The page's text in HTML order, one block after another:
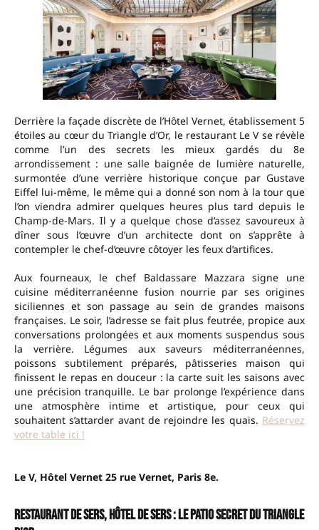
Derrière la façade discrète de l’Hôtel Vernet, établissement 5
étoiles au cœur du Triangle d’Or, le restaurant Le V se révèle
comme l’un des secrets les mieux gardés du 8e
arrondissement : une salle baignée de lumière naturelle,
surmontée d’une verrière historique conçue par Gustave
Eiffel lui-même, le même qui a donné son nom à la tour que
l’on viendra admirer quelques heures plus tard depuis le
Champ-de-Mars. Il y a quelque chose d’assez savoureux à
dîner sous l’œuvre d’un architecte dont on s’apprête à
contempler le chef-d’œuvre côtoyer les feux d’artifices.
Aux fourneaux, le chef Baldassare Mazzara signe une
cuisine méditerranéenne fusion nourrie par ses origines
siciliennes et son passage au sein de grandes maisons
françaises. Le soir, l’adresse se fait plus feutrée, propice aux
conversations prolongées et aux moments suspendus sous
la verrière. Légumes aux saveurs méditerranéennes,
poissons subtilement préparés, pâtisseries maison qui
finissent le repas en douceur : la carte suit les saisons avec
une précision tranquille. Le bar prolonge l’expérience dans
une atmosphère intime et artistique, pour ceux qui
souhaitent s’attarder avant de rejoindre les quais. Réservez
votre table ici !
Le V, Hôtel Vernet 25 rue Vernet, Paris 8e.
Restaurant de Sers, Hôtel de Sers : le patio secret du Triangle